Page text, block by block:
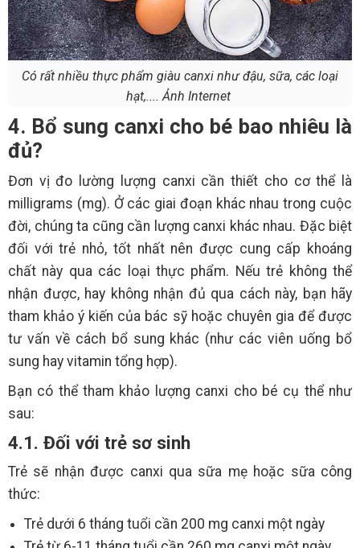
Có rất nhiều thực phẩm giàu canxi như đậu, sữa, các loại
hạt,.... Ảnh Internet
4. Bổ sung canxi cho bé bao nhiêu là
đủ?
Đơn vị đo lường lượng canxi cần thiết cho cơ thể là
milligrams (mg). Ở các giai đoạn khác nhau trong cuộc
đời, chúng ta cũng cần lượng canxi khác nhau. Đặc biệt
đối với trẻ nhỏ, tốt nhất nên được cung cấp khoáng
chất này qua các loại thực phẩm. Nếu trẻ không thể
nhận được, hay không nhận đủ qua cách này, bạn hãy
tham khảo ý kiến của bác sỹ hoặc chuyên gia để được
tư vấn về cách bổ sung khác (như các viên uống bổ
sung hay vitamin tổng hợp).
Bạn có thể tham khảo lượng canxi cho bé cụ thể như
sau:
4.1. Đối với trẻ sơ sinh
Trẻ sẽ nhận được canxi qua sữa mẹ hoặc sữa công
thức:
Trẻ dưới 6 tháng tuổi cần 200 mg canxi một ngày